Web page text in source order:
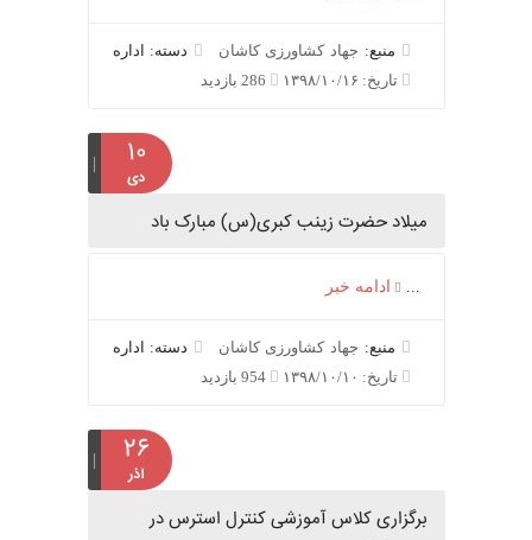
منبع:جهاد کشاورزی کاشان
دسته: اداره
تاریخ: ۱۳۹۸/۱۰/۱۶
286 بازدید
میلاد حضرت زینب کبری(س) مبارک باد
ادامه خبر
منبع:جهاد کشاورزی کاشان
دسته: اداره
تاریخ: ۱۳۹۸/۱۰/۱۰
954 بازدید
۲۶
برگزاری کلاس آموزشی کنترل استرس در